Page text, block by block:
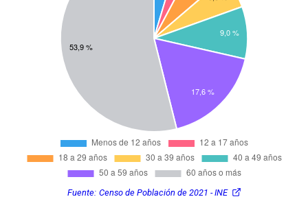
Fuente: Censo de Población de 2021 - INE